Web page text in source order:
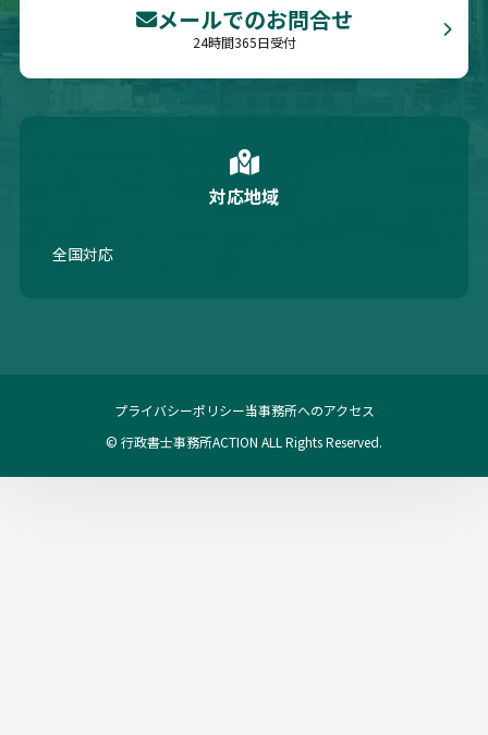
メールでのお問合せ
24時間365日受付
対応地域
全国対応
プライバシーポリシー当事務所へのアクセス
© 行政書士事務所ACTION ALL Rights Reserved.